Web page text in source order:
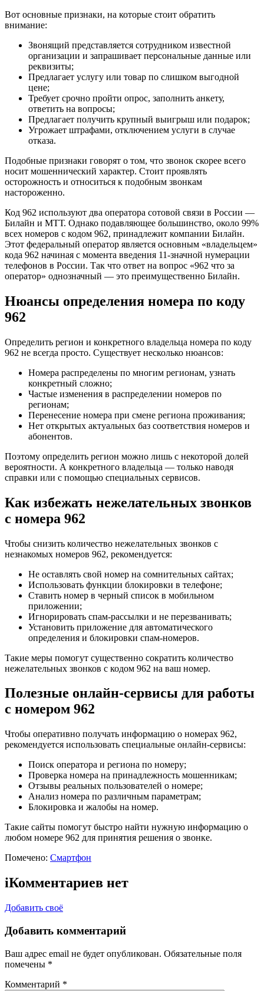
Вот основные признаки, на которые стоит обратить
внимание:
Звонящий представляется сотрудником известной
организации и запрашивает персональные данные или
реквизиты;
Предлагает услугу или товар по слишком выгодной
цене;
Требует срочно пройти опрос, заполнить анкету,
ответить на вопросы;
Предлагает получить крупный выигрыш или подарок;
Угрожает штрафами, отключением услуги в случае
отказа.
Подобные признаки говорят о том, что звонок скорее всего
носит мошеннический характер. Стоит проявлять
осторожность и относиться к подобным звонкам
настороженно.
Код 962 используют два оператора сотовой связи в России —
Билайн и МТТ. Однако подавляющее большинство, около 99%
всех номеров с кодом 962, принадлежит компании Билайн.
Этот федеральный оператор является основным «владельцем»
кода 962 начиная с момента введения 11-значной нумерации
телефонов в России. Так что ответ на вопрос «962 что за
оператор» однозначный — это преимущественно Билайн.
Нюансы определения номера по коду
962
Определить регион и конкретного владельца номера по коду
962 не всегда просто. Существует несколько нюансов:
Номера распределены по многим регионам, узнать
конкретный сложно;
Частые изменения в распределении номеров по
регионам;
Перенесение номера при смене региона проживания;
Нет открытых актуальных баз соответствия номеров и
абонентов.
Поэтому определить регион можно лишь с некоторой долей
вероятности. А конкретного владельца — только наводя
справки или с помощью специальных сервисов.
Как избежать нежелательных звонков
с номера 962
Чтобы снизить количество нежелательных звонков с
незнакомых номеров 962, рекомендуется:
Не оставлять свой номер на сомнительных сайтах;
Использовать функции блокировки в телефоне;
Ставить номер в черный список в мобильном
приложении;
Игнорировать спам-рассылки и не перезванивать;
Установить приложение для автоматического
определения и блокировки спам-номеров.
Такие меры помогут существенно сократить количество
нежелательных звонков с кодом 962 на ваш номер.
Полезные онлайн-сервисы для работы
с номером 962
Чтобы оперативно получать информацию о номерах 962,
рекомендуется использовать специальные онлайн-сервисы:
Поиск оператора и региона по номеру;
Проверка номера на принадлежность мошенникам;
Отзывы реальных пользователей о номере;
Анализ номера по различным параметрам;
Блокировка и жалобы на номер.
Такие сайты помогут быстро найти нужную информацию о
любом номере 962 для принятия решения о звонке.
Помечено: Смартфон
iКомментариев нет
Добавить своё
Добавить комментарий
Ваш адрес email не будет опубликован. Обязательные поля
помечены *
Комментарий *